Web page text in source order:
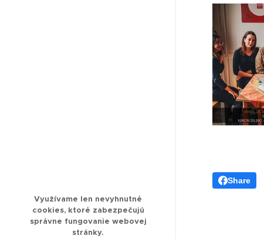
Share
Využívame len nevyhnutné
cookies, ktoré zabezpečujú
správne fungovanie webovej
stránky.